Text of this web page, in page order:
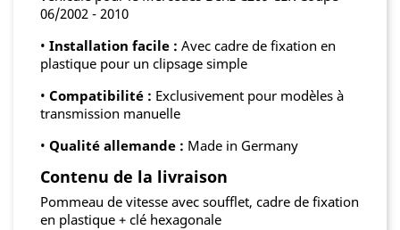
06/2002 - 2010
• Installation facile : Avec cadre de fixation en
plastique pour un clipsage simple
• Compatibilité : Exclusivement pour modèles à
transmission manuelle
• Qualité allemande : Made in Germany
Contenu de la livraison
Pommeau de vitesse avec soufflet, cadre de fixation
en plastique + clé hexagonale